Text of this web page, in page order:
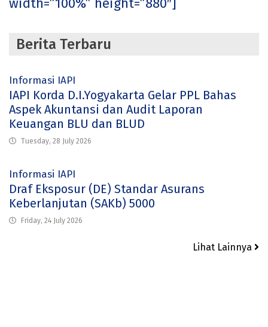
width=”100%” height=”880″]
Berita Terbaru
Informasi IAPI
IAPI Korda D.I.Yogyakarta Gelar PPL Bahas
Aspek Akuntansi dan Audit Laporan
Keuangan BLU dan BLUD
Tuesday, 28 July 2026
Informasi IAPI
Draf Eksposur (DE) Standar Asurans
Keberlanjutan (SAKb) 5000
Friday, 24 July 2026
Lihat Lainnya